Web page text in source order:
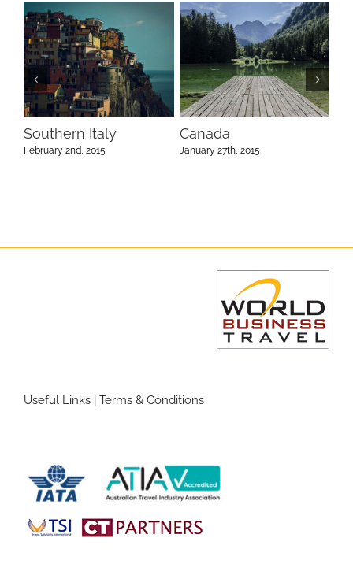
Southern Italy
February 2nd, 2015
Canada
January 27th, 2015
Useful Links Terms & Conditions